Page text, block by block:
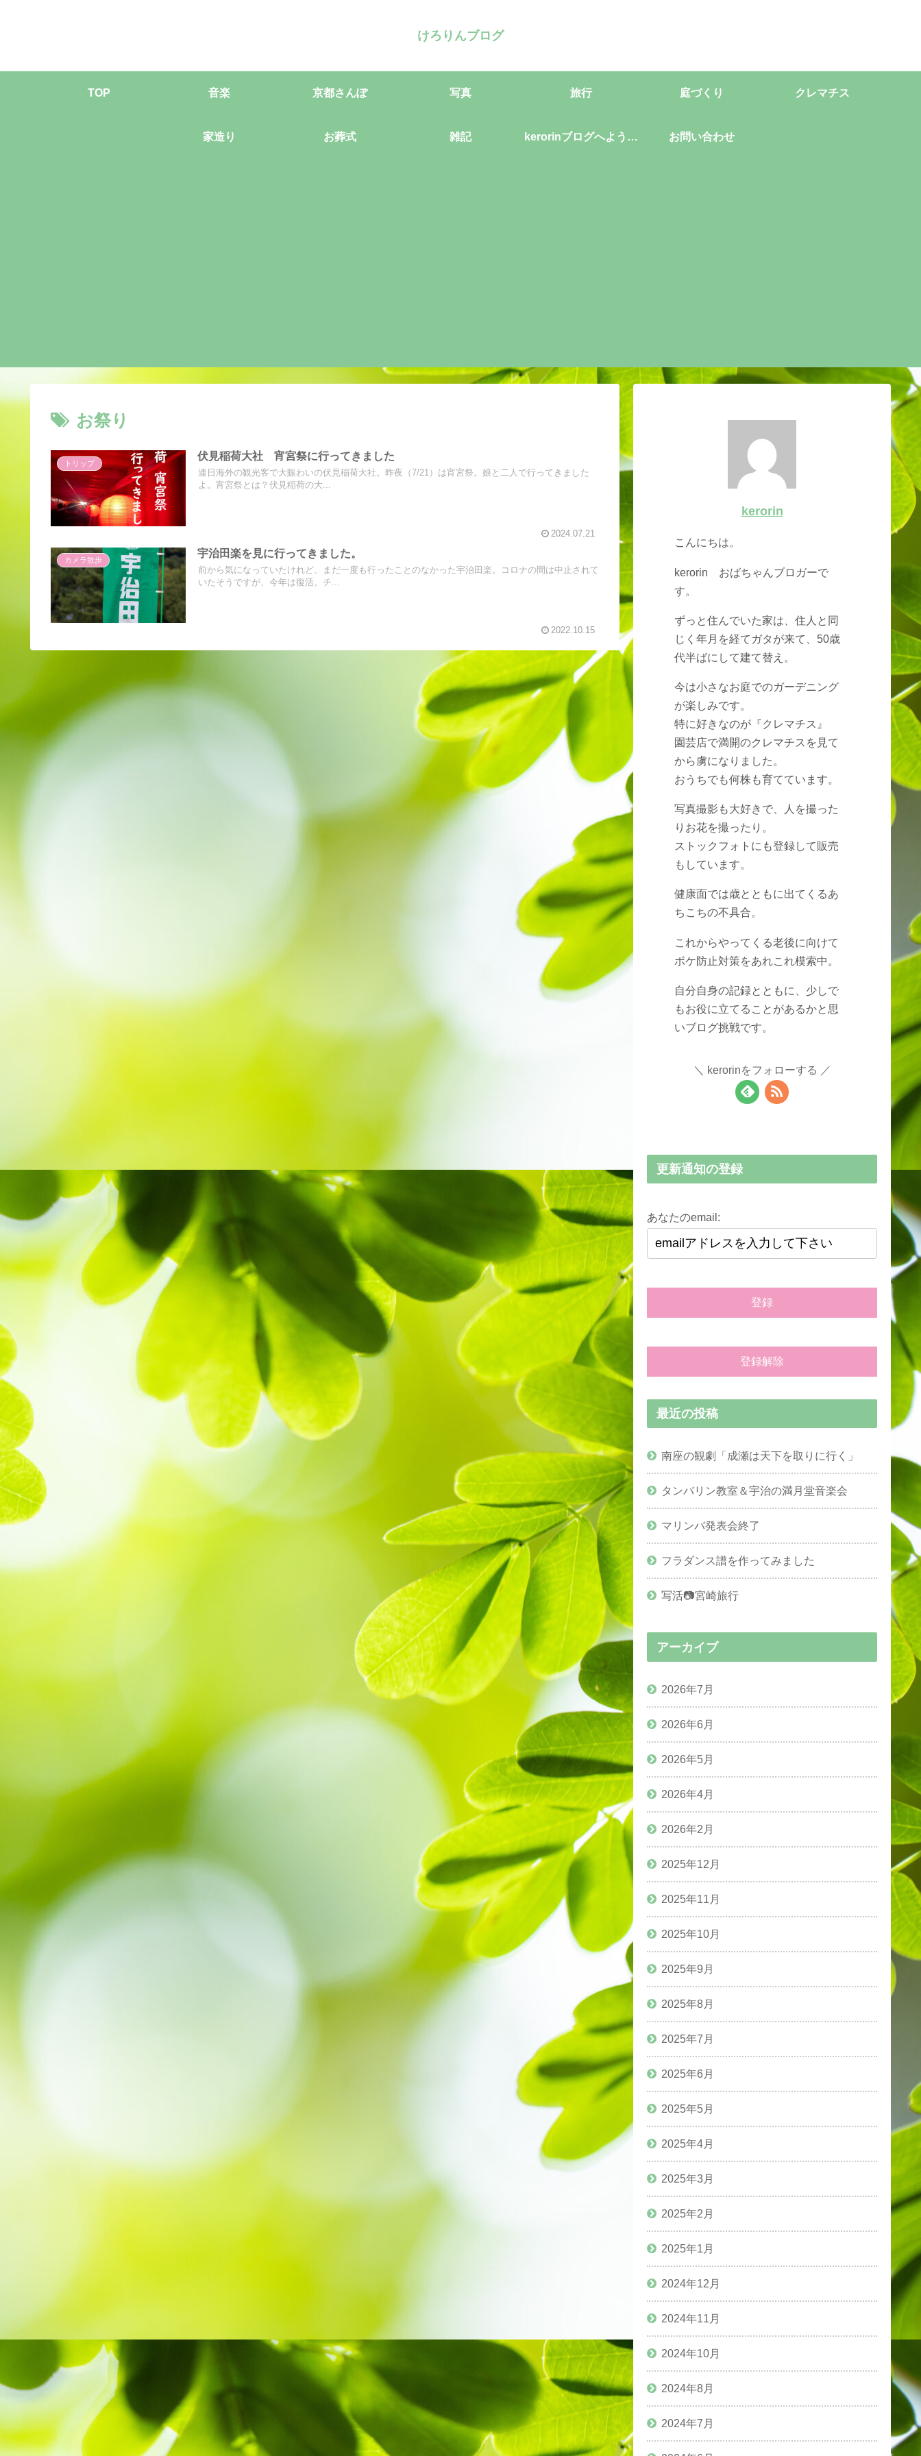
けろりんブログ
TOP 音楽 京都さんぽ 写真 旅行 庭づくり クレマチス
家造り お葬式 雑記 kerorinブログへようこ お問い合わせ
お祭り
トリップ
伏見稲荷大社 宵宮祭に行ってきました
連日海外の観光客で大賑わいの伏見稲荷大社。昨夜（7/21）は宵宮祭。娘と二人で行ってきました
よ。宵宮祭とは？伏見稲荷の大...
2024.07.21
カメラ散歩
宇治田楽を見に行ってきました。
前から気になっていたけれど、まだ一度も行ったことのなかった宇治田楽。コロナの間は中止されて
いたそうですが、今年は復活。チ...
2022.10.15
kerorin
こんにちは。
kerorin おばちゃんブロガーで
す。
ずっと住んでいた家は、住人と同
じく年月を経てガタが来て、50歳
代半ばにして建て替え。
今は小さなお庭でのガーデニング
が楽しみです。
特に好きなのが『クレマチス』
園芸店で満開のクレマチスを見て
から虜になりました。
おうちでも何株も育てています。
写真撮影も大好きで、人を撮った
りお花を撮ったり。
ストックフォトにも登録して販売
もしています。
健康面では歳とともに出てくるあ
ちこちの不具合。
これからやってくる老後に向けて
ボケ防止対策をあれこれ模索中。
自分自身の記録とともに、少しで
もお役に立てることがあるかと思
いブログ挑戦です。
kerorinをフォローする
更新通知の登録
あなたのemail:
最近の投稿
南座の観劇「成瀬は天下を取りに行く」
タンバリン教室＆宇治の満月堂音楽会
マリンバ発表会終了
フラダンス譜を作ってみました
写活📷宮崎旅行
アーカイブ
2026年7月
2026年6月
2026年5月
2026年4月
2026年2月
2025年12月
2025年11月
2025年10月
2025年9月
2025年8月
2025年7月
2025年6月
2025年5月
2025年4月
2025年3月
2025年2月
2025年1月
2024年12月
2024年11月
2024年10月
2024年8月
2024年7月